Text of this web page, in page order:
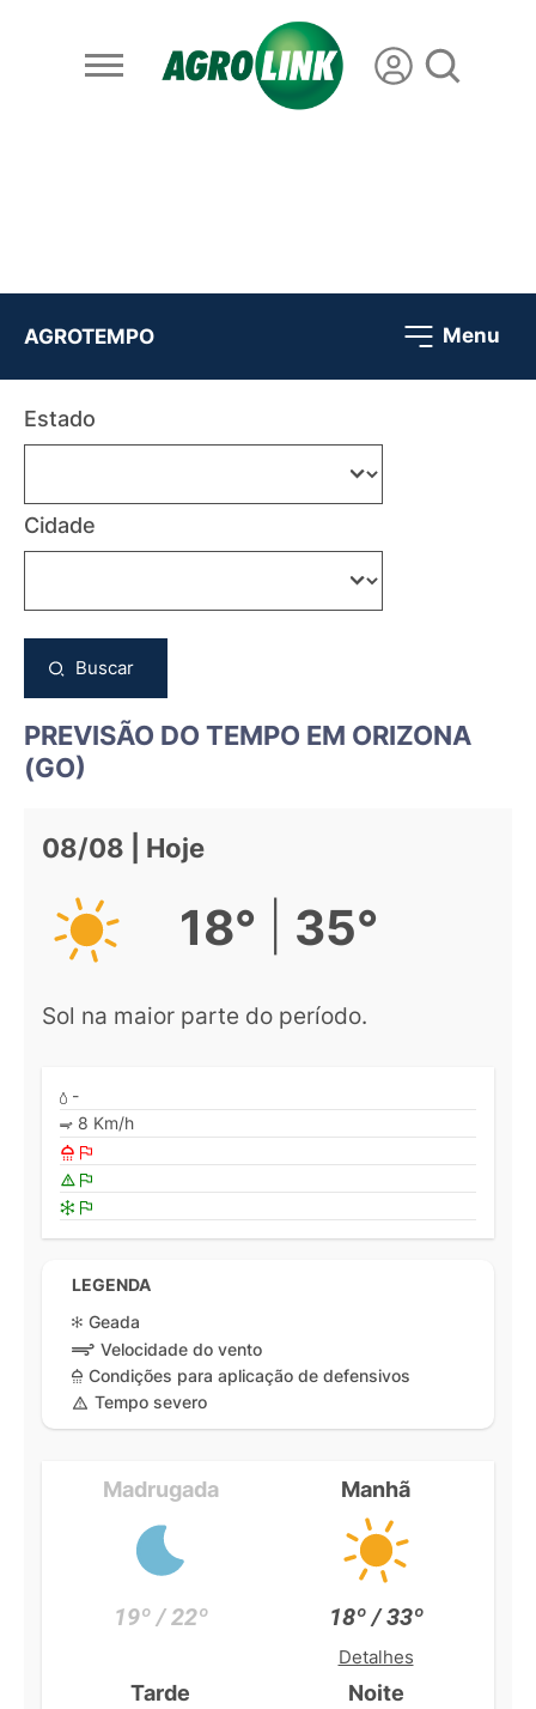
AGROTEMPO Menu
Estado
Cidade
Buscar
PREVISÃO DO TEMPO EM ORIZONA
(GO)
08/08 | Hoje
18° 35°
Sol na maior parte do período.
-
8 Km/h
LEGENDA
Geada
Velocidade do vento
Condições para aplicação de defensivos
Tempo severo
Madrugada
19º / 22º
Manhã
18º / 33º
Detalhes
Tarde Noite